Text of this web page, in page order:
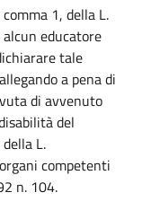
1, della L.
educatore
tale
a pena di
di avvenuto
del
L.
competenti
n. 104.